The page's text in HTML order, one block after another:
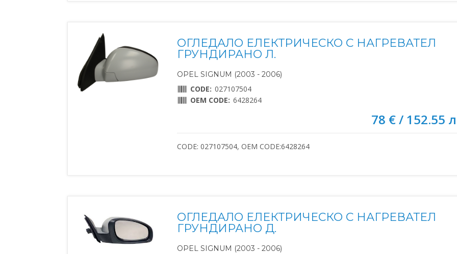
ОГЛЕДАЛО ЕЛЕКТРИЧЕСКО С НАГРЕВАТЕЛ
ГРУНДИРАНО Л.
OPEL SIGNUM (2003 - 2006)
CODE: 027107504
OEM CODE: 6428264
78 € / 152.55
CODE: 027107504, OEM CODE:6428264
ОГЛЕДАЛО ЕЛЕКТРИЧЕСКО С НАГРЕВАТЕЛ
ГРУНДИРАНО Д.
OPEL SIGNUM (2003 - 2006)